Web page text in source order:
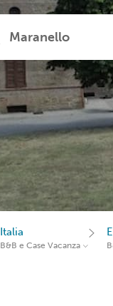
Italia
B&B e Case Vacanza